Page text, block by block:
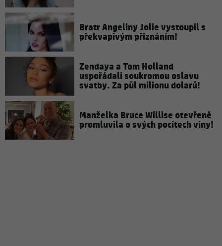
Bratr Angeliny Jolie vystoupil s
překvapivým přiznáním!
Zendaya a Tom Holland
uspořádali soukromou oslavu
svatby. Za půl milionu dolarů!
Manželka Bruce Willise otevřeně
promluvila o svých pocitech viny!